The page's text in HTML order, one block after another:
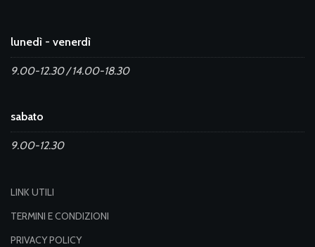
lunedì - venerdì
9.00-12.30 / 14.00-18.30
sabato
9.00-12.30
LINK UTILI
TERMINI E CONDIZIONI
PRIVACY POLICY